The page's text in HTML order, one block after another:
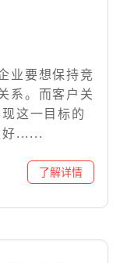
业要想保持竞
系。而客户关
这一目标的
好......